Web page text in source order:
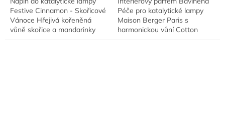
Festive Cinnamon - Skořicové
Vánoce Hřejivá kořeněná
vůně skořice a mandarinky
byla stvořena pro oslavu
Péče pro katalytické lampy
Maison Berger Paris s
harmonickou vůní Cotton
Caress - čerstvě vyprané